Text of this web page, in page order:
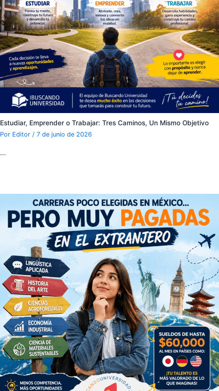
Estudiar, Emprender o Trabajar: Tres Caminos, Un Mismo Objetivo
Por Editor / 7 de junio de 2026
…